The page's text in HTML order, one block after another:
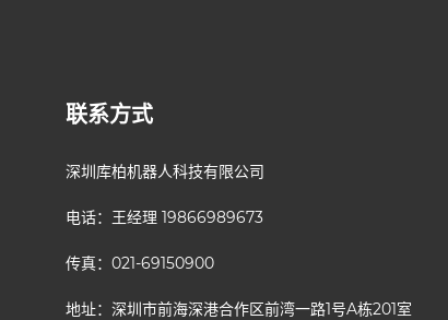
联系方式
深圳库柏机器人科技有限公司
电话：王经理 19866989673
传真：021-69150900
地址：深圳市前海深港合作区前湾一路1号A栋201室